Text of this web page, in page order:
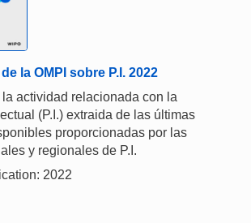
la OMPI sobre P.I. 2022
actividad relacionada con la
(P.I.) extraida de las últimas
proporcionadas por las
y regionales de P.I.
2022